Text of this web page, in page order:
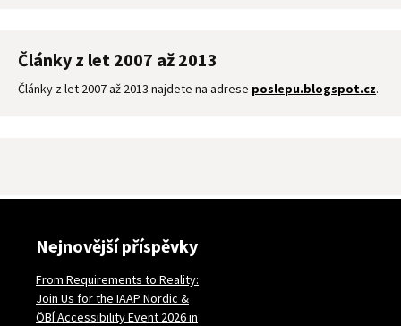
Články z let 2007 až 2013
Články z let 2007 až 2013 najdete na adrese poslepu.blogspot.cz.
Nejnovější příspěvky
From Requirements to Reality:
Join Us for the IAAP Nordic &
ÖBÍ Accessibility Event 2026 in